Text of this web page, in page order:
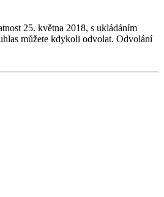
25. května 2018, s ukládáním
můžete kdykoli odvolat. Odvolání